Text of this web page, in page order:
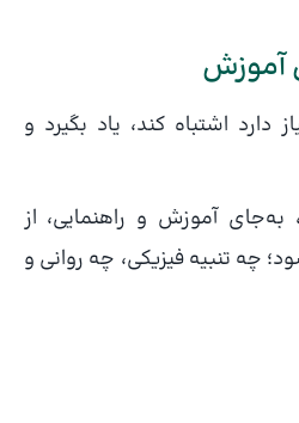
آموزش
اشتباه کند، یاد بگیرد و
به‌جای آموزش و راهنمایی، از
چه تنبیه فیزیکی، چه روانی و